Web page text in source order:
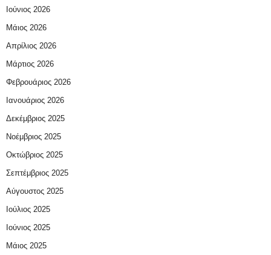
Ιούνιος 2026
Μάιος 2026
Απρίλιος 2026
Μάρτιος 2026
Φεβρουάριος 2026
Ιανουάριος 2026
Δεκέμβριος 2025
Νοέμβριος 2025
Οκτώβριος 2025
Σεπτέμβριος 2025
Αύγουστος 2025
Ιούλιος 2025
Ιούνιος 2025
Μάιος 2025